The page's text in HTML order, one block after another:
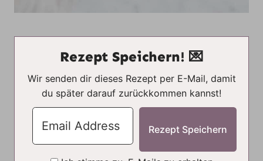
Rezept Speichern! 💌
Wir senden dir dieses Rezept per E-Mail, damit
du später darauf zurückkommen kannst!